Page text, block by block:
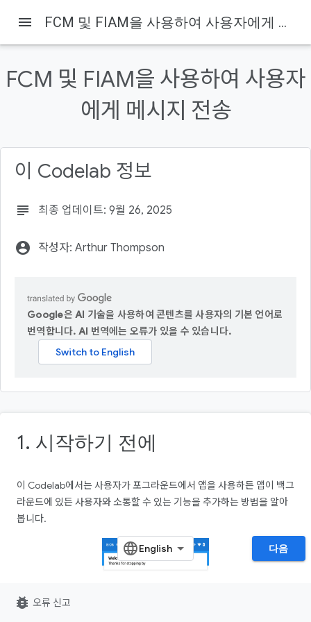
Firebase Codelabs
이 페이지의 내용
1. 시작하기 전에
필요한 사항
menu FCM 및 FIAM을 사용하여 사용자에게 메시지 전송
FCM 및 FIAM을 사용하여 사용자
에게 메시지 전송
이 Codelab 정보
subject 최종 업데이트: 9월 26, 2025
account_circle 작성자: Arthur Thompson
Google은 AI 기술을 사용하여 콘텐츠를 사용자의 기본 언어로
번역합니다. AI 번역에는 오류가 있을 수 있습니다.
1. 시작하기 전에
이 Codelab에서는 사용자가 포그라운드에서 앱을 사용하든 앱이 백그
라운드에 있든 사용자와 소통할 수 있는 기능을 추가하는 방법을 알아
봅니다.
다음
bug_report 오류 신고